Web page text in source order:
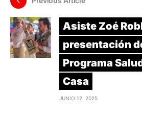
Asiste Zoé
presentación
Programa
Casa
JUNIO 12, 2025